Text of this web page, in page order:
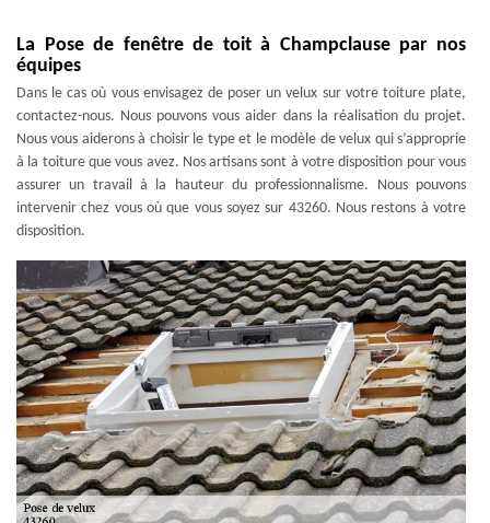
La Pose de fenêtre de toit à Champclause par nos
équipes
Dans le cas où vous envisagez de poser un velux sur votre toiture plate,
contactez-nous. Nous pouvons vous aider dans la réalisation du projet.
Nous vous aiderons à choisir le type et le modèle de velux qui s’approprie
à la toiture que vous avez. Nos artisans sont à votre disposition pour vous
assurer un travail à la hauteur du professionnalisme. Nous pouvons
intervenir chez vous où que vous soyez sur 43260. Nous restons à votre
disposition.